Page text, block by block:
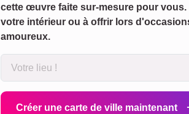
cette œuvre faite sur-mesure pour
votre intérieur ou à offrir lors
amoureux.
Créer une carte de ville maintenant